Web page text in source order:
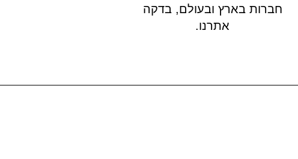
חברות בארץ ובעולם, בדקה
אתרנו.